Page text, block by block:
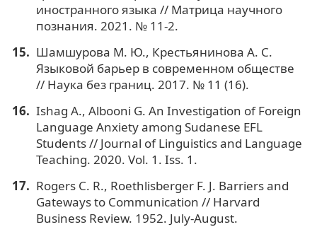
иностранного языка // Матрица научного
познания. 2021. № 11-2.
Шамшурова М. Ю., Крестьянинова А. С.
Языковой барьер в современном обществе
// Наука без границ. 2017. № 11 (16).
Ishag A., Albooni G. An Investigation of Foreign
Language Anxiety among Sudanese EFL
Students // Journal of Linguistics and Language
Teaching. 2020. Vol. 1. Iss. 1.
Rogers C. R., Roethlisberger F. J. Barriers and
Gateways to Communication // Harvard
Business Review. 1952. July-August.